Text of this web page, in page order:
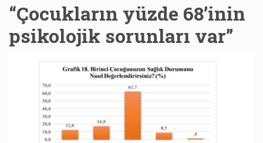
“Çocukların yüzde 68’inin
psikolojik sorunları var”